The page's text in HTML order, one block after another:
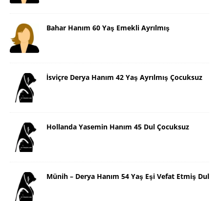
Bahar Hanım 60 Yaş Emekli Ayrılmış
İsviçre Derya Hanım 42 Yaş Ayrılmış Çocuksuz
Hollanda Yasemin Hanım 45 Dul Çocuksuz
Münih – Derya Hanım 54 Yaş Eşi Vefat Etmiş Dul